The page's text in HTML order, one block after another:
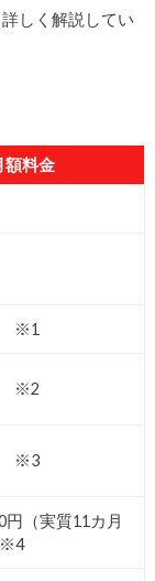
しく解説してい
額料金
※1
※2
※3
円（実質11カ月
※4